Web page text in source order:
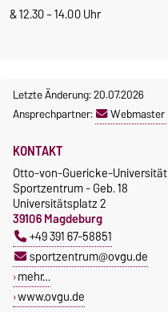
& 12.30 – 14.00 Uhr
Letzte Änderung: 20.07.2026
Ansprechpartner:
Webmaster
KONTAKT
Otto-von-Guericke-Universität
Sportzentrum - Geb. 18
Universitätsplatz 2
39106 Magdeburg
+49 391 67-58851
sportzentrum@ovgu.de
mehr…
www.ovgu.de